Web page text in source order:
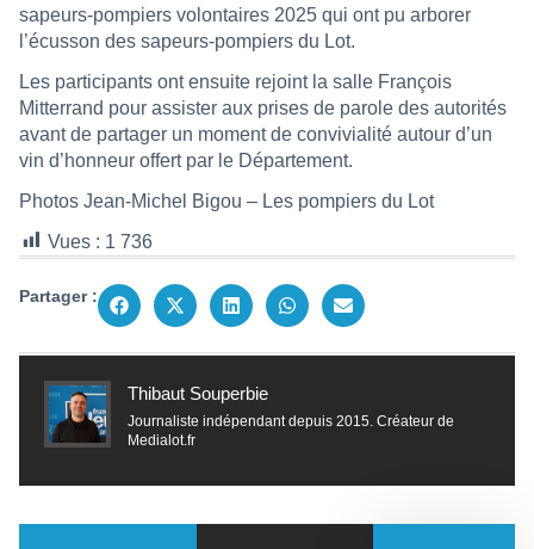
sapeurs-pompiers volontaires 2025 qui ont pu arborer
l’écusson des sapeurs-pompiers du Lot.
Les participants ont ensuite rejoint la salle François
Mitterrand pour assister aux prises de parole des autorités
avant de partager un moment de convivialité autour d’un
vin d’honneur offert par le Département.
Photos Jean-Michel Bigou – Les pompiers du Lot
Vues : 1 736
Partager :
Thibaut Souperbie
Journaliste indépendant depuis 2015. Créateur de
Medialot.fr